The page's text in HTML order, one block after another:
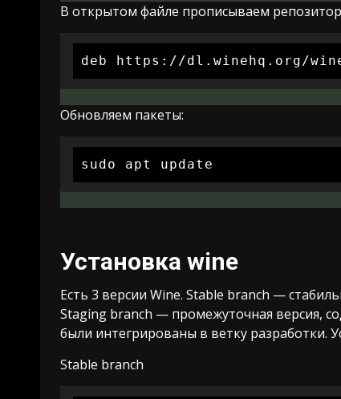
В открытом файле прописываем
deb https://dl.winehq.org/
Обновляем пакеты:
sudo apt update
Установка wine
Есть 3 версии Wine. Stable branch —
Staging branch — промежуточная версия,
были интегрированы в ветку
Stable branch